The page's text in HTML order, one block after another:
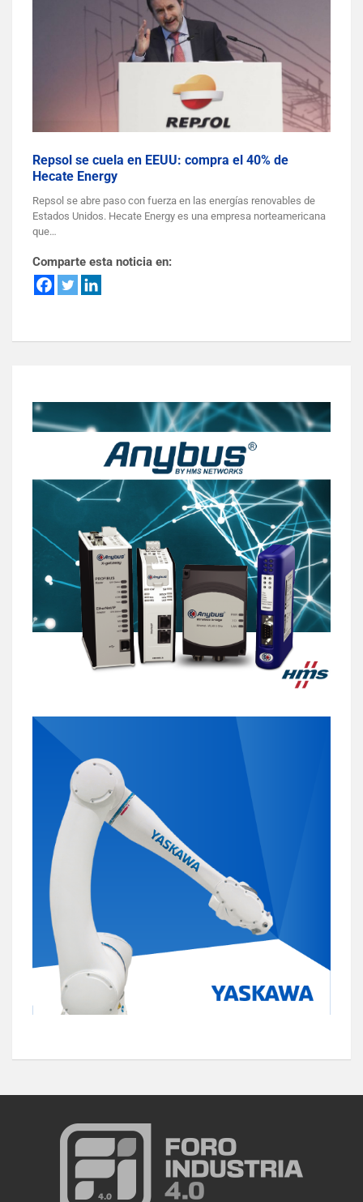
Repsol se cuela en EEUU: compra el 40% de
Hecate Energy
Repsol se abre paso con fuerza en las energías renovables de
Estados Unidos. Hecate Energy es una empresa norteamericana
que…
Comparte esta noticia en: